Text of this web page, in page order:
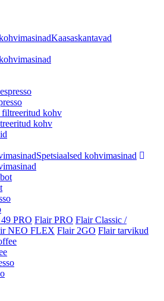
Kaasaskantavad
kohv
Spetsiaalsed kohvimasinad
PRO Flair PRO Flair Classic /
NEO FLEX Flair 2GO Flair tarvikud